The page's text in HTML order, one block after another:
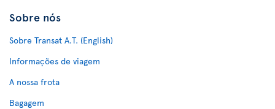
Sobre nós
Sobre Transat A.T. (English)
Informações de viagem
A nossa frota
Bagagem